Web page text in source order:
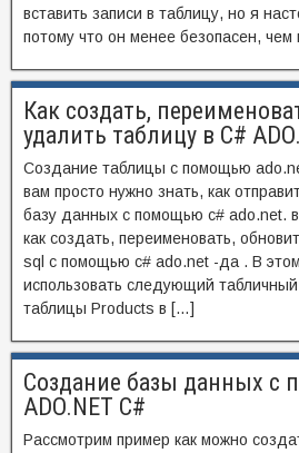
вставить записи в таблицу, но я
потому что он менее безопасен,
Как создать,
удалить таблицу в C#
Создание таблицы с помощью
вам просто нужно знать, как
базу данных с помощью c# ado.net. в
как создать, переименовать,
sql с помощью c# ado.net -да . В
использовать следующий
таблицы Products в […]
Создание базы данных с
ADO.NET C#
Рассмотрим пример как можно